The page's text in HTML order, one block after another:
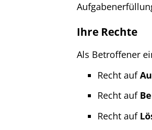
Ihre Rechte
Als Betroffener
Recht auf
Recht auf
Recht auf